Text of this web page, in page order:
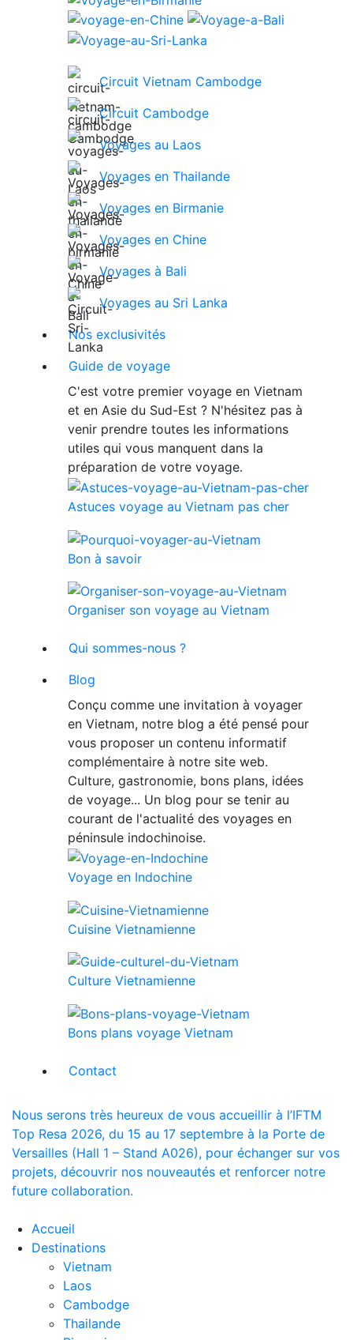
Circuit Vietnam Cambodge
Circuit Cambodge
Voyages au Laos
Voyages en Thailande
Voyages en Birmanie
Voyages en Chine
Voyages à Bali
Voyages au Sri Lanka
Nos exclusivités
Guide de voyage
C'est votre premier voyage en Vietnam
et en Asie du Sud-Est ? N'hésitez pas à
venir prendre toutes les informations
utiles qui vous manquent dans la
préparation de votre voyage.
Astuces voyage au Vietnam pas cher
Bon à savoir
Organiser son voyage au Vietnam
Qui sommes-nous ?
Blog
Conçu comme une invitation à voyager
en Vietnam, notre blog a été pensé pour
vous proposer un contenu informatif
complémentaire à notre site web.
Culture, gastronomie, bons plans, idées
de voyage... Un blog pour se tenir au
courant de l'actualité des voyages en
péninsule indochinoise.
Voyage en Indochine
Cuisine Vietnamienne
Culture Vietnamienne
Bons plans voyage Vietnam
Contact
Nous serons très heureux de vous accueillir à l’IFTM
Top Resa 2026, du 15 au 17 septembre à la Porte de
Versailles (Hall 1 – Stand A026), pour échanger sur vos
projets, découvrir nos nouveautés et renforcer notre
future collaboration.
Accueil
Destinations
Vietnam
Laos
Cambodge
Thailande